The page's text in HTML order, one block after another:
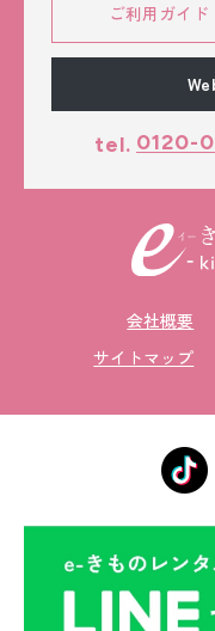
ご利用ガイド
tel. 0120-
会社概要
サイトマップ